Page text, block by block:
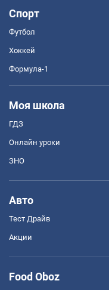
Спорт
Футбол
Хоккей
Формула-1
Моя школа
ГДЗ
Онлайн уроки
ЗНО
Авто
Тест Драйв
Акции
Food Oboz